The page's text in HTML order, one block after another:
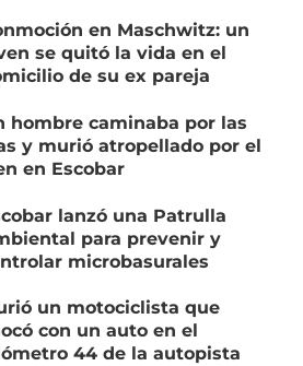
en Maschwitz: un
se quitó la vida en el
de su ex pareja
hombre caminaba por las
y murió atropellado por el
en Escobar
lanzó una Patrulla
para prevenir y
microbasurales
un motociclista que
con un auto en el
44 de la autopista